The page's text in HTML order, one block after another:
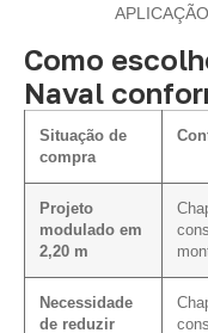
Como
Naval
Situação de
compra
Projeto
modulado em
2,20 m
Necessidade
de reduzir